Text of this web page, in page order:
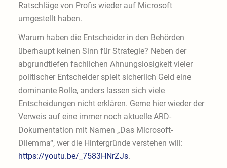
Ratschläge von Profis wieder auf Microsoft
umgestellt haben.
Warum haben die Entscheider in den Behörden
überhaupt keinen Sinn für Strategie? Neben der
abgrundtiefen fachlichen Ahnungslosigkeit vieler
politischer Entscheider spielt sicherlich Geld eine
dominante Rolle, anders lassen sich viele
Entscheidungen nicht erklären. Gerne hier wieder der
Verweis auf eine immer noch aktuelle ARD-
Dokumentation mit Namen „Das Microsoft-
Dilemma“, wer die Hintergründe verstehen will:
https://youtu.be/_7583HNrZJs.